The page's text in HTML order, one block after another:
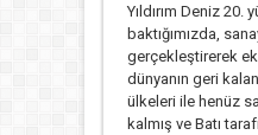
Yıldırım Deniz 20.
baktığımızda,
gerçekleştirerek
dünyanın geri
ülkeleri ile henüz
kalmış ve Batı